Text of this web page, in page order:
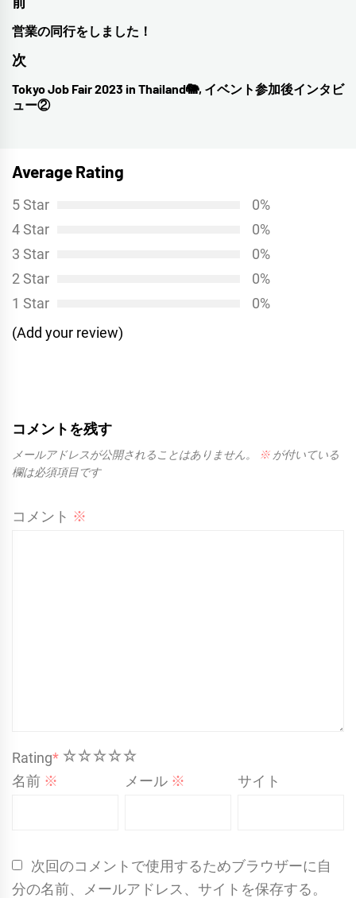
投
稿
ナ
ビ
ゲ
シ
ョ
ン
前
の
稿:
営業の同行をしました！
次
次
の
Tokyo Job Fair 2023 in Thailand🐘, イベント参加後インタビ
ュー②
Average Rating
5 Star
0%
4 Star
0%
3 Star
0%
2 Star
0%
1 Star
0%
(Add your review)
コメントを残す
メールアドレスが公開されることはありません。 ※ が付いている
欄は必須項目です
コメント ※
Rating* 5
4
3
2
1
名前 ※ メール ※ サイト
次回のコメントで使用するためブラウザーに自
分の名前、メールアドレス、サイトを保存する。